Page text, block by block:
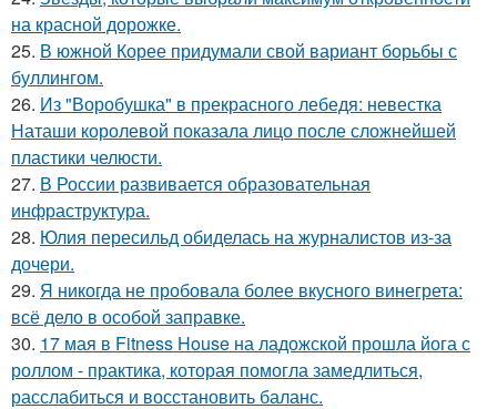
на красной дорожке.
25. В южной Корее придумали свой вариант борьбы с
буллингом.
26. Из "Воробушка" в прекрасного лебедя: невестка
Наташи королевой показала лицо после сложнейшей
пластики челюсти.
27. В России развивается образовательная
инфраструктура.
28. Юлия пересильд обиделась на журналистов из-за
дочери.
29. Я никогда не пробовала более вкусного винегрета:
всё дело в особой заправке.
30. 17 мая в Fitness House на ладожской прошла йога с
роллом - практика, которая помогла замедлиться,
расслабиться и восстановить баланс.